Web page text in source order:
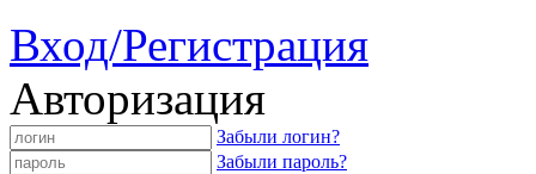
Вход/Регистрация
Авторизация
Забыли логин?
Забыли пароль?